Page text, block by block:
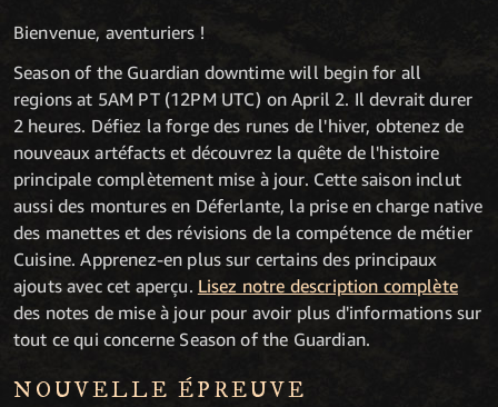
Bienvenue, aventuriers !
Season of the Guardian downtime will begin for all
regions at 5AM PT (12PM UTC) on April 2. Il devrait durer
2 heures. Défiez la forge des runes de l'hiver, obtenez de
nouveaux artéfacts et découvrez la quête de l'histoire
principale complètement mise à jour. Cette saison inclut
aussi des montures en Déferlante, la prise en charge native
des manettes et des révisions de la compétence de métier
Cuisine. Apprenez-en plus sur certains des principaux
ajouts avec cet aperçu. Lisez notre description complète
des notes de mise à jour pour avoir plus d'informations sur
tout ce qui concerne Season of the Guardian.
NOUVELLE ÉPREUVE